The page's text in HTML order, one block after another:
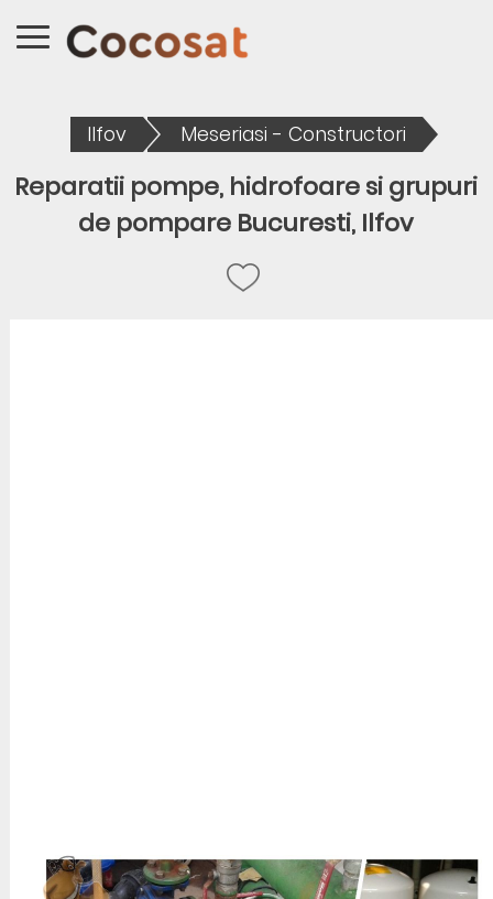
Ilfov Meseriasi - Constructori
Reparatii pompe, hidrofoare si grupuri
de pompare Bucuresti, Ilfov